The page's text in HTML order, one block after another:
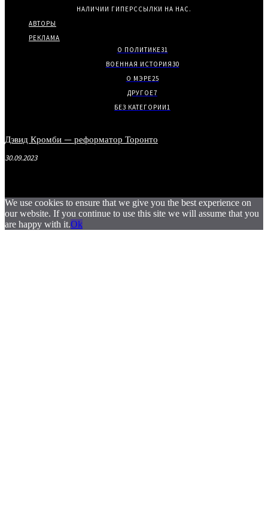
НАЛИЧИИ ГИПЕРССЫЛКИ НА НАС.
АВТОРЫ
РЕКЛАМА
О ПОЛИТИКЕ31
ВОЕННАЯ ИСТОРИЯ30
О МЭРЕ25
ДРУГОЕ7
БЕЗ КАТЕГОРИИ1
Дэвид Кромби — реформатор Торонто
30.09.2023
We use cookies to ensure that we give you the best experience on
our website. If you continue to use this site we will assume that you
are happy with it.Ok